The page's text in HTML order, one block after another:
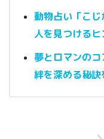
動物占い「こ
人を見つけるヒ
夢とロマンの
絆を深める秘訣